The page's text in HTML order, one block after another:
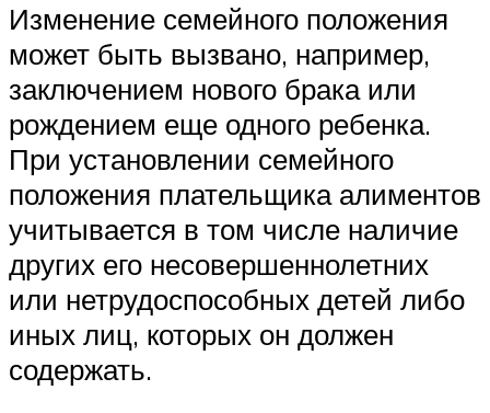
Изменение семейного положения
может быть вызвано, например,
заключением нового брака или
рождением еще одного ребенка.
При установлении семейного
положения плательщика алиментов
учитывается в том числе наличие
других его несовершеннолетних
или нетрудоспособных детей либо
иных лиц, которых он должен
содержать.